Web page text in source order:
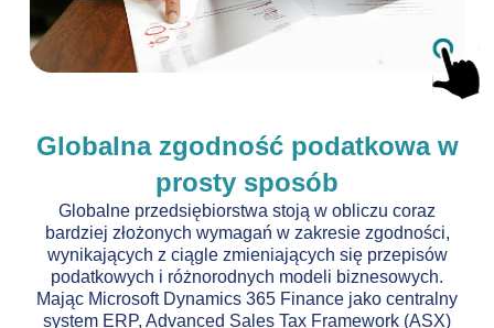
Globalna zgodność podatkowa w
prosty sposób
Globalne przedsiębiorstwa stoją w obliczu coraz
bardziej złożonych wymagań w zakresie zgodności,
wynikających z ciągle zmieniających się przepisów
podatkowych i różnorodnych modeli biznesowych.
Mając Microsoft Dynamics 365 Finance jako centralny
system ERP, Advanced Sales Tax Framework (ASX)